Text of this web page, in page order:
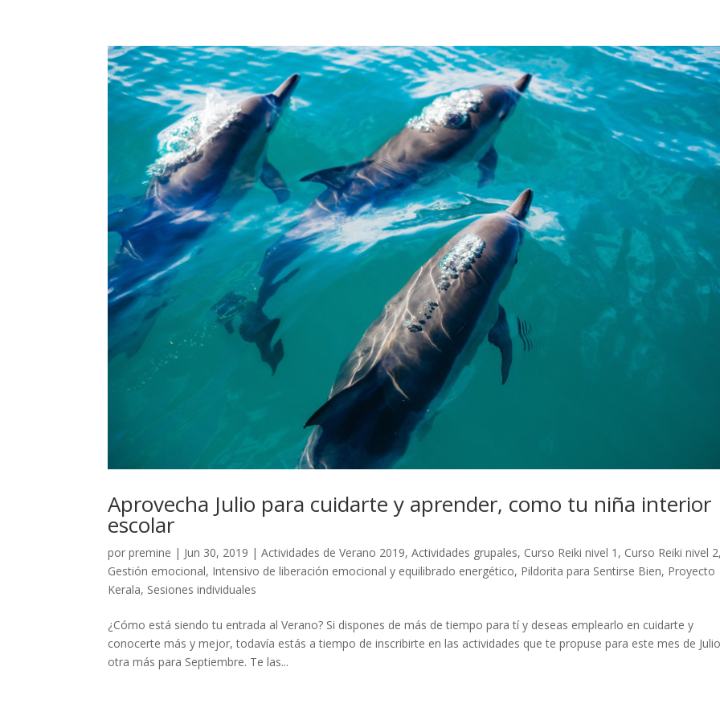
Aprovecha Julio para cuidarte y aprender, como tu niña interior
escolar
porpremine | Jun 30, 2019 |Actividades de Verano 2019,Actividades grupales, Curso Reiki nivel 1 , Curso Reiki nivel 2
Gestión emocional, Intensivo de liberación emocional y equilibrado energético, Pildorita para Sentirse Bien, Proyecto
Kerala, Sesiones individuales
¿Cómo está siendo tu entrada al Verano? Si dispones de más de tiempo para tí y deseas emplearlo en cuidarte y
conocerte más y mejor, todavía estás a tiempo de inscribirte en las actividades que te propuse para este mes de
otra más para Septiembre. Te las...